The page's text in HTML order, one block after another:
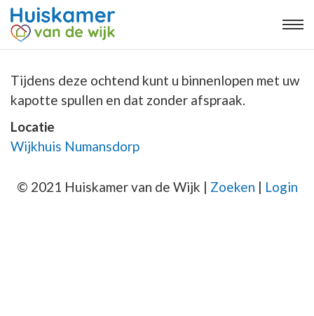
Tijdens deze ochtend kunt u binnenlopen met uw
kapotte spullen en dat zonder afspraak.
Locatie
Wijkhuis Numansdorp
© 2021 Huiskamer van de Wijk | Zoeken | Login